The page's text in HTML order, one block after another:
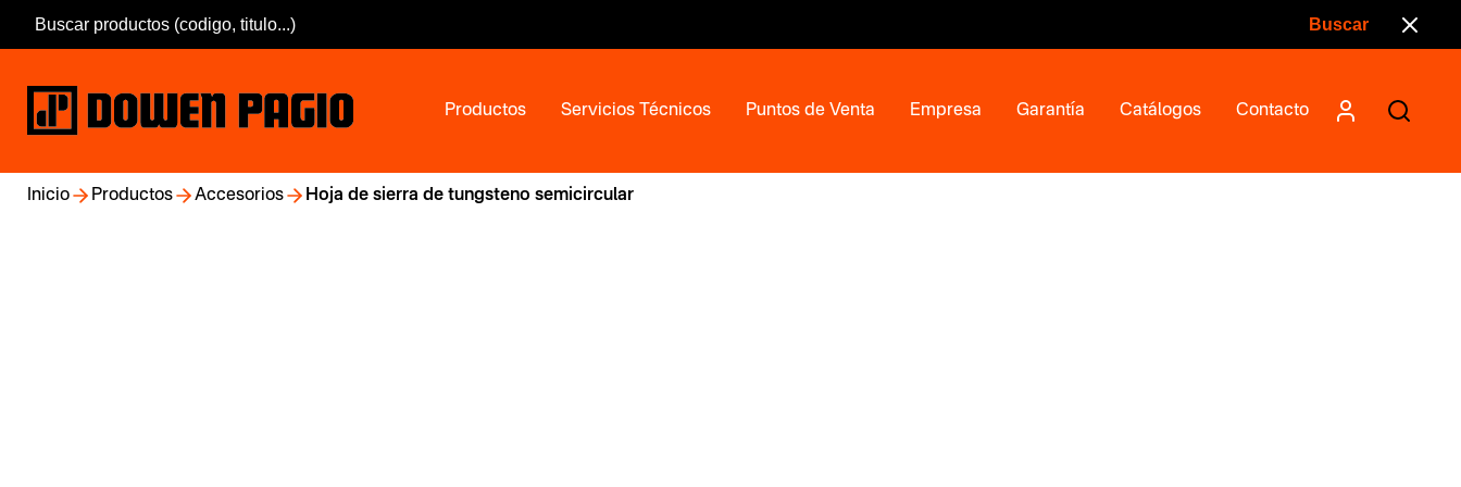
Productos Servicios Técnicos Puntos de Venta Empresa Garantía Catálogos Contacto
Inicio Productos Accesorios Hoja de sierra de tungsteno semicircular